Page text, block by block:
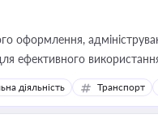
оформлення,
ефективного
діяльність Транспорт